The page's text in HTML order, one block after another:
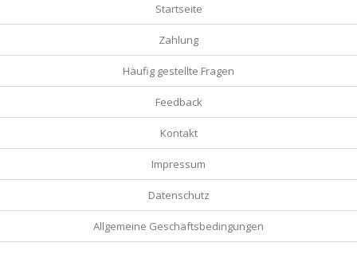
Startseite
Zahlung
Häufig gestellte Fragen
Feedback
Kontakt
Impressum
Datenschutz
Allgemeine Geschäftsbedingungen